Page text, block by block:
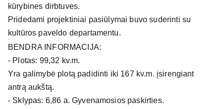
kūrybines dirbtuves.
Pridedami projektiniai pasiūlymai buvo suderinti su
kultūros paveldo departamentu.
BENDRA INFORMACIJA:
- Plotas: 99,32 kv.m.
Yra galimybė plotą padidinti iki 167 kv.m. įsirengiant
antrą aukštą.
- Sklypas: 6,86 a. Gyvenamosios paskirties.